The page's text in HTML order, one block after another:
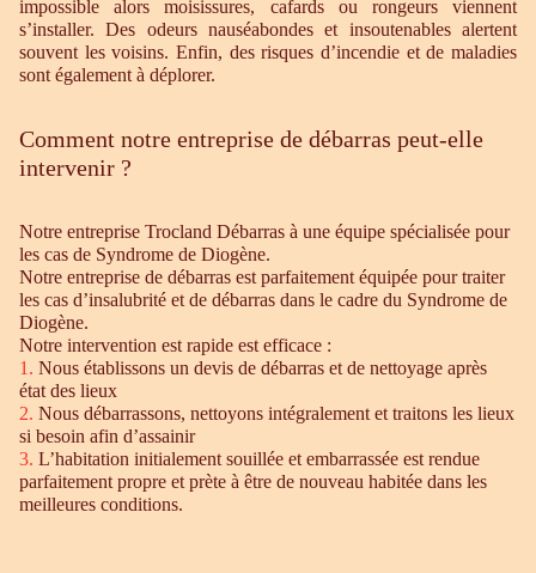
impossible alors moisissures, cafards ou rongeurs viennent
s’installer. Des odeurs nauséabondes et insoutenables alertent
souvent les voisins. Enfin, des risques d’incendie et de maladies
sont également à déplorer.
Comment notre entreprise de débarras peut-elle
intervenir ?
Notre entreprise Trocland Débarras à une équipe spécialisée pour
les cas de Syndrome de Diogène.
Notre entreprise de débarras est parfaitement équipée pour traiter
les cas d’insalubrité et de débarras dans le cadre du Syndrome de
Diogène.
Notre intervention est rapide est efficace :
1. Nous établissons un devis de débarras et de nettoyage après
état des lieux
2. Nous débarrassons, nettoyons intégralement et traitons les lieux
si besoin afin d’assainir
3. L’habitation initialement souillée et embarrassée est rendue
parfaitement propre et prète à être de nouveau habitée dans les
meilleures conditions.